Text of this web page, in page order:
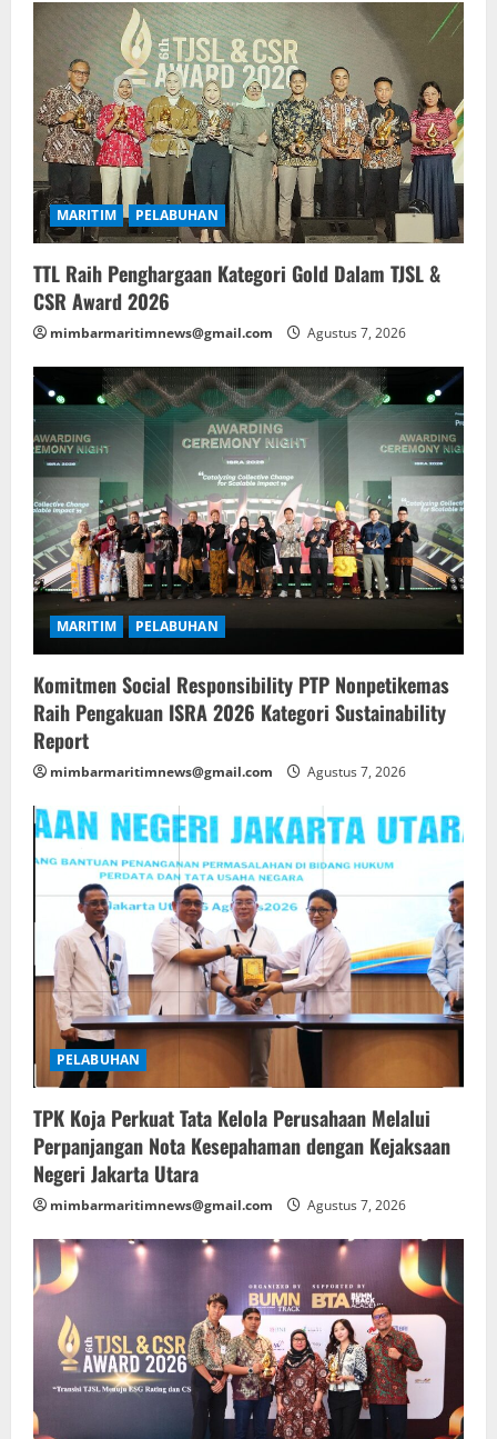
MARITIM PELABUHAN
TTL Raih Penghargaan Kategori Gold Dalam TJSL &
CSR Award 2026
mimbarmaritimnews@gmail.com Agustus 7, 2026
MARITIM PELABUHAN
Komitmen Social Responsibility PTP Nonpetikemas
Raih Pengakuan ISRA 2026 Kategori Sustainability
Report
mimbarmaritimnews@gmail.com Agustus 7, 2026
PELABUHAN
TPK Koja Perkuat Tata Kelola Perusahaan Melalui
Perpanjangan Nota Kesepahaman dengan Kejaksaan
Negeri Jakarta Utara
mimbarmaritimnews@gmail.com Agustus 7, 2026